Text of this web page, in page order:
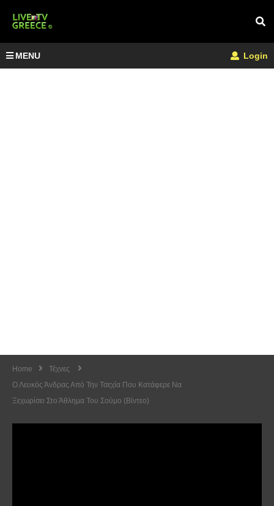
MENU Login
Home
Τέχνες
Ο Λευκός Άνδρας Από Την Τσεχία Που Κατάφερε Να
Ξεχωρίσει Στο Άθλημα Του Σούμο (Βίντεο)